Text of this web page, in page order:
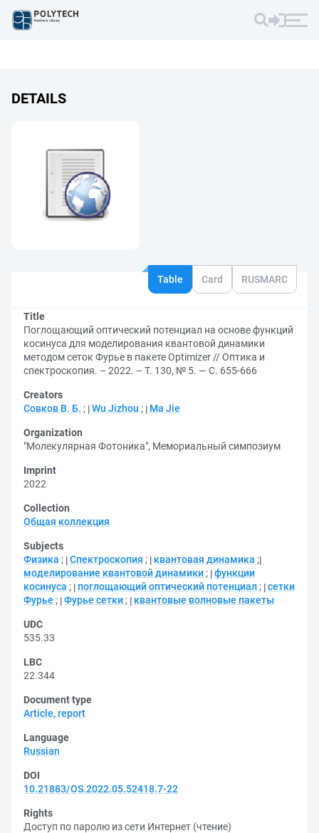
DETAILS
Table Card RUSMARC
Title
Поглощающий оптический потенциал на основе функций
косинуса для моделирования квантовой динамики
методом сеток Фурье в пакете Optimizer // Оптика и
спектроскопия. – 2022. – Т. 130, № 5. — С. 655-666
Creators
Совков В. Б. ; Wu Jizhou ; Ma Jie
Organization
"Молекулярная Фотоника", Мемориальный симпозиум
Imprint
2022
Collection
Общая коллекция
Subjects
Физика ; Спектроскопия ; квантовая динамика ;
моделирование квантовой динамики ; функции
косинуса ; поглощающий оптический потенциал ; сетки
Фурье ; Фурье сетки ; квантовые волновые пакеты
UDC
535.33
LBC
22.344
Document type
Article, report
Language
Russian
DOI
10.21883/OS.2022.05.52418.7-22
Rights
Доступ по паролю из сети Интернет (чтение)